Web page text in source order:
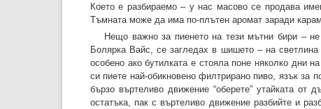
Което е разбираемо – у нас масово се продава
Тъмната може да има по-плътен аромат заради
Нещо важно за пиенето на тези мътни бири – не
Болярка Вайс, се загледах в шишето – на
особено ако бутилката е стояла поне няколко дни
си пиете най-обикновено филтрирано пиво, язък за
бързо въртеливо движение “оберете” утайката
остатъка, пак с въртеливо движение разбийте и